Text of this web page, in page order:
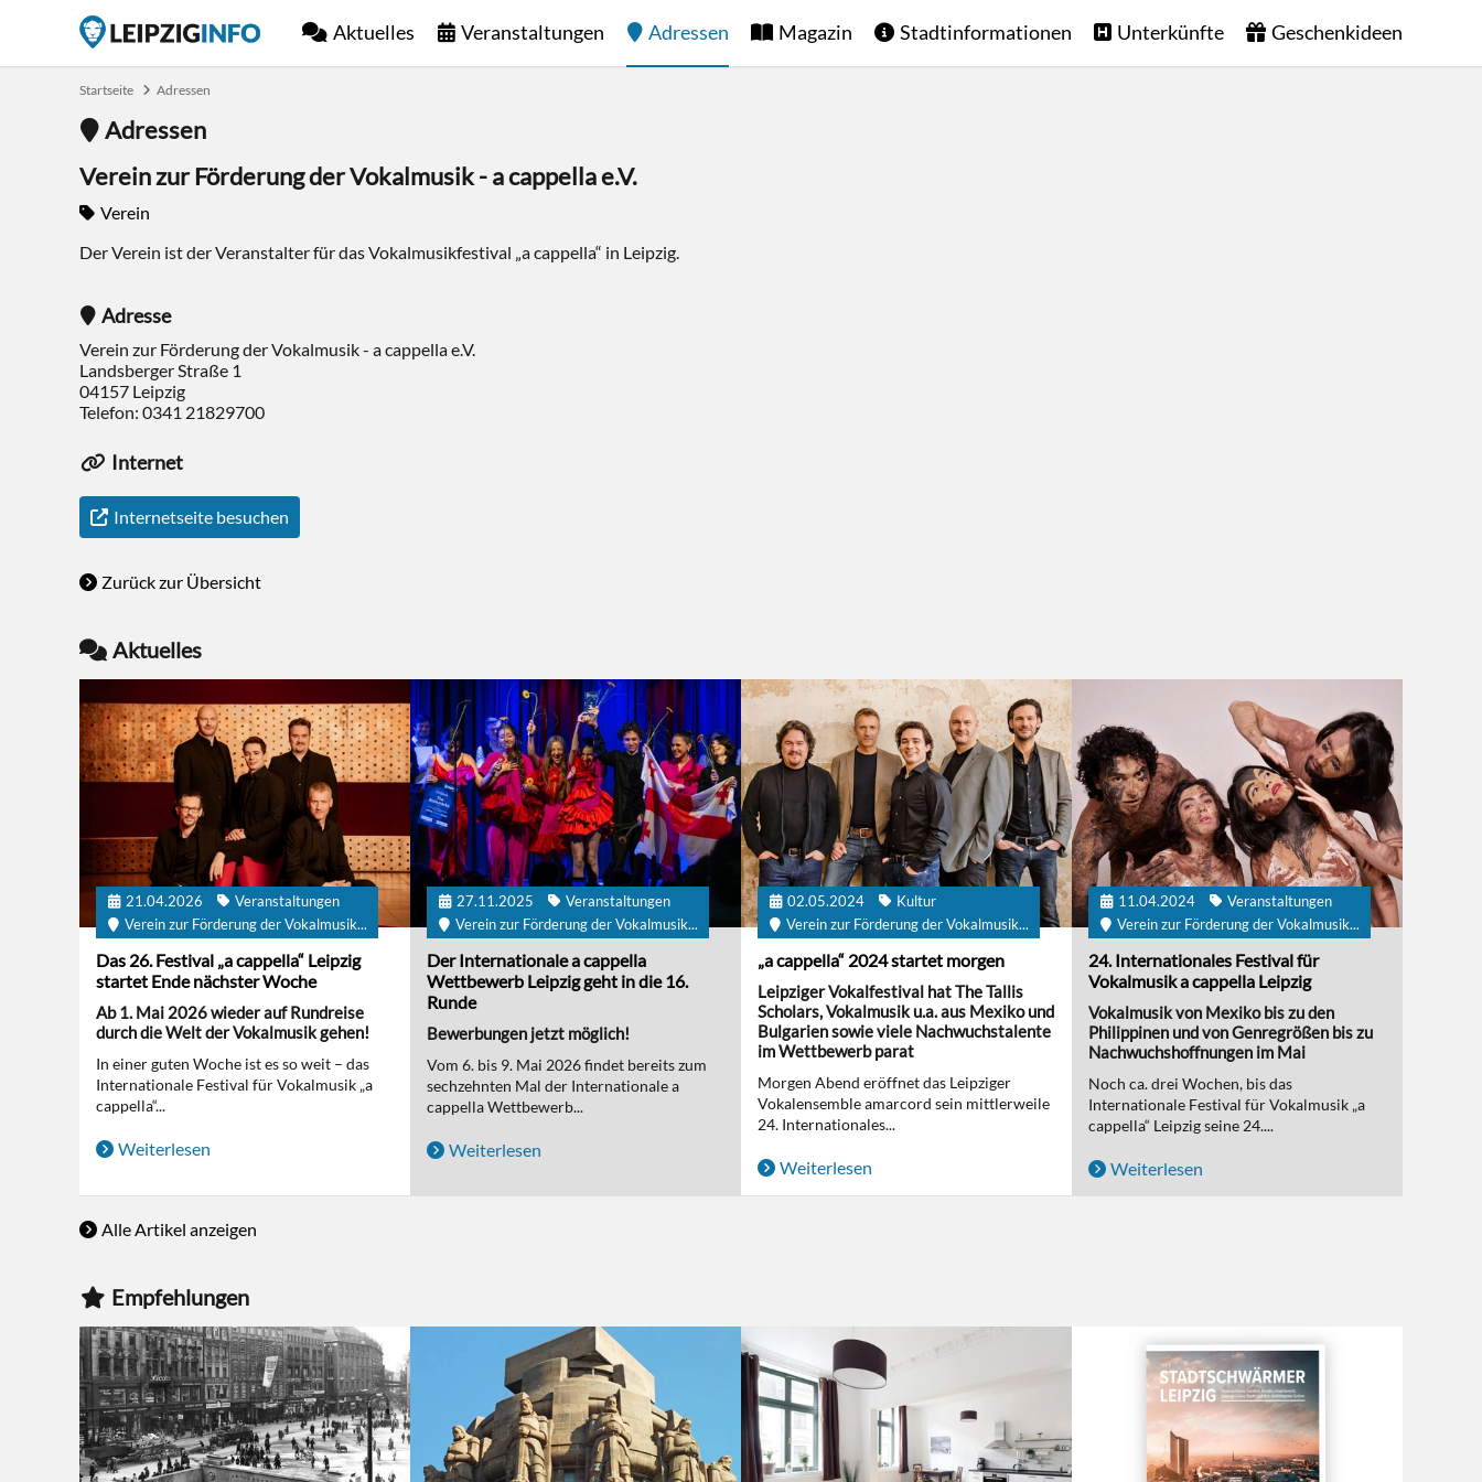
Aktuelles Veranstaltungen Adressen Magazin Stadtinformationen Unterkünfte Geschenkideen
Startseite Adressen
Adressen
Verein zur Förderung der Vokalmusik - a cappella e.V.
Verein
Der Verein ist der Veranstalter für das Vokalmusikfestival „a cappella“ in Leipzig.
Adresse
Verein zur Förderung der Vokalmusik - a cappella e.V.
Landsberger Straße 1
04157 Leipzig
Telefon: 0341 21829700
Internet
Internetseite besuchen
Zurück zur Übersicht
Aktuelles
21.04.2026
Veranstaltungen
Verein zur Förderung der Vokalmusik...
Das 26. Festival „a cappella“ Leipzig
startet Ende nächster Woche
Ab 1. Mai 2026 wieder auf Rundreise
durch die Welt der Vokalmusik gehen!
In einer guten Woche ist es so weit – das
Internationale Festival für Vokalmusik „a
cappella“...
Weiterlesen
27.11.2025
Veranstaltungen
Verein zur Förderung der Vokalmusik...
Der Internationale a cappella
Wettbewerb Leipzig geht in die 16.
Runde
Bewerbungen jetzt möglich!
Vom 6. bis 9. Mai 2026 findet bereits zum
sechzehnten Mal der Internationale a
cappella Wettbewerb...
Weiterlesen
02.05.2024
Kultur
Verein zur Förderung der Vokalmusik...
„a cappella“ 2024 startet morgen
Leipziger Vokalfestival hat The Tallis
Scholars, Vokalmusik u.a. aus Mexiko und
Bulgarien sowie viele Nachwuchstalente
im Wettbewerb parat
Morgen Abend eröffnet das Leipziger
Vokalensemble amarcord sein mittlerweile
24. Internationales...
Weiterlesen
11.04.2024
Veranstaltungen
Verein zur Förderung der Vokalmusik...
24. Internationales Festival für
Vokalmusik a cappella Leipzig
Vokalmusik von Mexiko bis zu den
Philippinen und von Genregrößen bis zu
Nachwuchshoffnungen im Mai
Noch ca. drei Wochen, bis das
Internationale Festival für Vokalmusik „a
cappella“ Leipzig seine 24....
Weiterlesen
Alle Artikel anzeigen
Empfehlungen